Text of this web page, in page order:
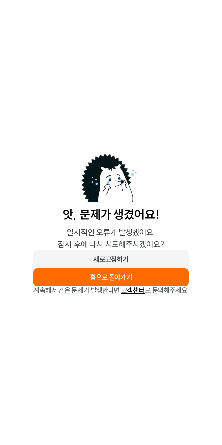
앗, 문제가 생겼어요!
일시적인 오류가 발생했어요.
잠시 후에 다시 시도해주시겠어요?
새로고침하기
홈으로 돌아가기
계속해서 같은 문제가 발생한다면 고객센터로 문의해주세요.